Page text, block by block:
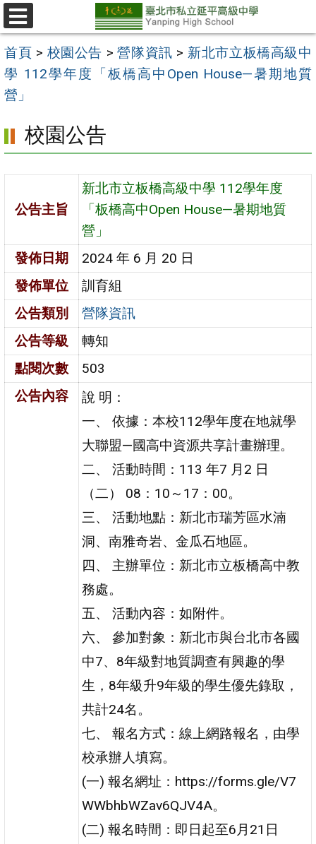
跳
至
主
要
內
選
單
首頁 > 校園公告 >營隊資訊 > 新北市立板橋高級中
學 112學年度「板橋高中Open House—暑期地質
營」
校園公告
公告主旨
新北市立板橋高級中學 112學年度
「板橋高中Open House—暑期地質
營」
發佈日期
2024 年 6 月 20 日
發佈單位
訓育組
公告類別
營隊資訊
公告等級
轉知
點閱次數
503
公告內容
說 明：
一、 依據：本校112學年度在地就學
大聯盟—國高中資源共享計畫辦理。
二、 活動時間：113 年7 月2 日
（二） 08：10～17：00。
三、 活動地點：新北市瑞芳區水湳
洞、南雅奇岩、金瓜石地區。
四、 主辦單位：新北市立板橋高中教
務處。
五、 活動內容：如附件。
六、 參加對象：新北市與台北市各國
中7、8年級對地質調查有興趣的學
生，8年級升9年級的學生優先錄取，
共計24名。
七、 報名方式：線上網路報名，由學
校承辦人填寫。
(一) 報名網址：https://forms.gle/V7
WWbhbWZav6QJV4A。
(二) 報名時間：即日起至6月21日